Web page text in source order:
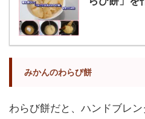
みかんのわらび餅
わらび餅だと、ハンドブレ